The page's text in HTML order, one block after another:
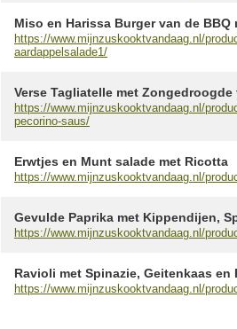
Miso en Harissa Burger van de BBQ
https://www.mijnzuskooktvandaag.nl/
aardappelsalade1/
Verse Tagliatelle met
https://www.mijnzuskooktvandaag.nl/
pecorino-saus/
Erwtjes en Munt salade met Ricotta
https://www.mijnzuskooktvandaag.nl/
Gevulde Paprika met Kippendijen,
https://www.mijnzuskooktvandaag.nl/
Ravioli met Spinazie, Geitenkaas en
https://www.mijnzuskooktvandaag.nl/